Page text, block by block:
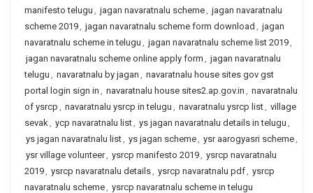
manifesto telugu , jagan navaratnalu scheme, jagan navaratnalu
scheme 2019, jagan navaratnalu scheme form download , jagan
navaratnalu scheme in telugu , jagan navaratnalu scheme list 2019,
jagan navaratnalu scheme online apply form , jagan navaratnalu
telugu , navaratnalu by jagan , navaratnalu house sites gov gst
portal login sign in , navaratnalu house sites2.ap.gov.in , navaratnalu
of ysrcp , navaratnalu ysrcp in telugu , navaratnalu ysrcp list, village
sevak, ycp navaratnalu list, ys jagan navaratnalu details in telugu ,
ys jagan navaratnalu list, ys jagan scheme, ysr aarogyasri scheme,
ysr village volunteer, ysrcp manifesto 2019, ysrcp navaratnalu
2019, ysrcp navaratnalu details, ysrcp navaratnalu pdf, ysrcp
navaratnalu scheme, ysrcp navaratnalu scheme in telugu